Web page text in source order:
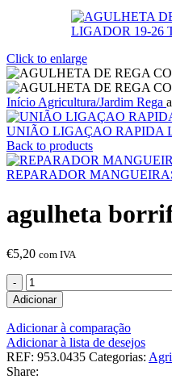
Click to enlarge
Início Agricultura/Jardim Rega
UNIÃO LIGAÇAO RAPIDA
Back to products
REPARADOR
agulheta
€5,20 com IVA
Adicionar
Adicionar à comparação
Adicionar à lista de desejos
REF: 953.0435 Categorias:
Share: